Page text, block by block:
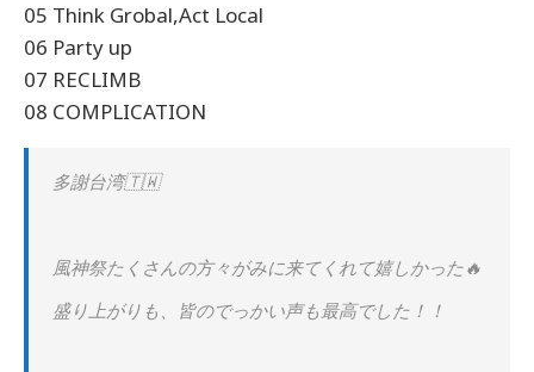
05 Think Grobal,Act Local
06 Party up
07 RECLIMB
08 COMPLICATION
多謝台湾🇹🇼
風神祭たくさんの方々がみに来てくれて嬉しかった🔥
盛り上がりも、皆のでっかい声も最高でした！！